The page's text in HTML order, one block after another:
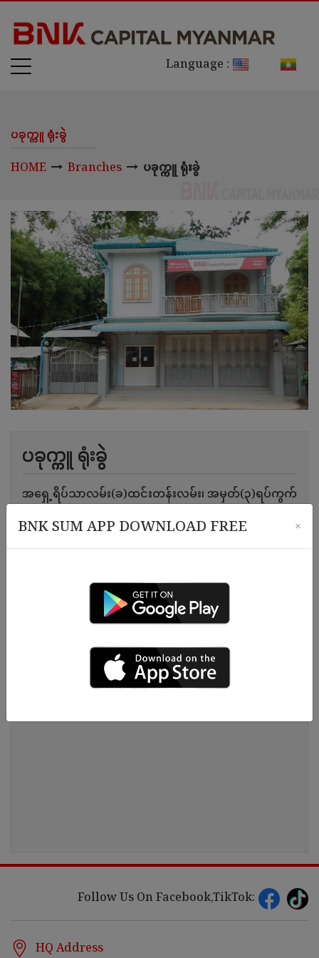
Language :
ပခုက္ကူ ရုံးခွဲ
HOME Branches ပခုက္ကူ ရုံးခွဲ
ပခုက္ကူ ရုံးခွဲ
အရှေ့ရိပ်သာလမ်း(ခ)ထင်းတန်းလမ်း၊ အမှတ်(၃)ရပ်ကွက်
၀၉-၂၆၁၁၇၆၀၉၈ , ၀၉-၂၆၁၁၇၆၀၉၉
Follow Us On Facebook,TikTok:
HQ Address
BNK SUM APP DOWNLOAD FREE ×